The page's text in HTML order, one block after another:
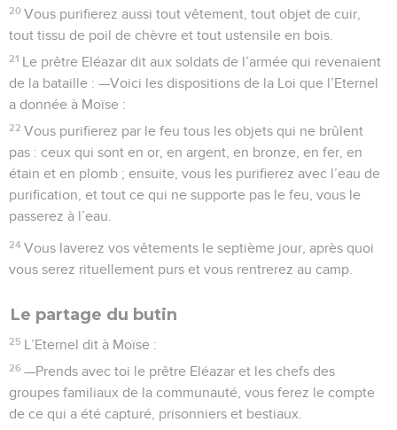
20 Vous purifierez aussi tout vêtement, tout objet de cuir,
tout tissu de poil de chèvre et tout ustensile en bois.
21 Le prêtre Eléazar dit aux soldats de l’armée qui revenaient
de la bataille : —Voici les dispositions de la Loi que l’Eternel
a donnée à Moïse :
22 Vous purifierez par le feu tous les objets qui ne brûlent
pas : ceux qui sont en or, en argent, en bronze, en fer, en
étain et en plomb ; ensuite, vous les purifierez avec l’eau de
purification, et tout ce qui ne supporte pas le feu, vous le
passerez à l’eau.
24 Vous laverez vos vêtements le septième jour, après quoi
vous serez rituellement purs et vous rentrerez au camp.
Le partage du butin
25 L’Eternel dit à Moïse :
26 —Prends avec toi le prêtre Eléazar et les chefs des
groupes familiaux de la communauté, vous ferez le compte
de ce qui a été capturé, prisonniers et bestiaux.